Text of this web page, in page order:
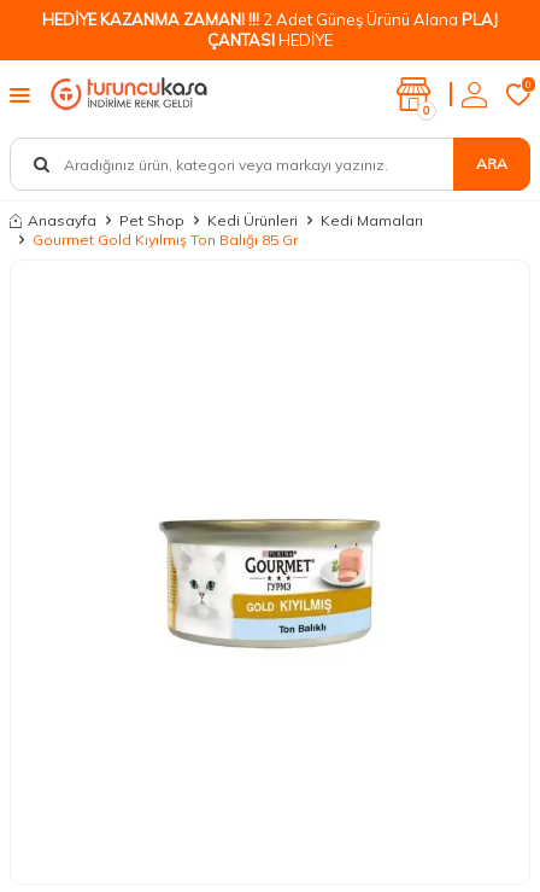
HEDİYE KAZANMA ZAMANI !!! 2 Adet Güneş Ürünü Alana PLAJ
ÇANTASIHEDİYE
ARA
0
0
Anasayfa Pet Shop Kedi Ürünleri
Kedi Mamaları
Gourmet Gold Kıyılmış Ton Balığı 85 Gr